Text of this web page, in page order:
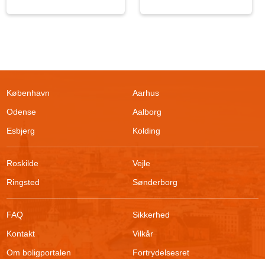
FAQ
Kontakt
Om boligportalen
København
Aarhus
Odense
Aalborg
Esbjerg
Kolding
Roskilde
Vejle
Ringsted
Sønderborg
Sikkerhed
Vilkår
Fortrydelsesret